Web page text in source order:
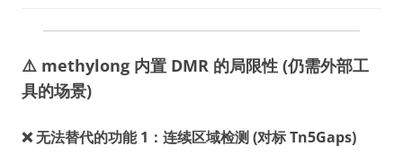
⚠️ methylong 内置 DMR 的局限性 (仍需外部工
具的场景)
❌ 无法替代的功能 1：连续区域检测 (对标 Tn5Gaps)